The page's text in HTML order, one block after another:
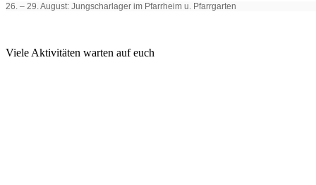
26. – 29. August: Jungscharlager im Pfarrheim u. Pfarrgarten
Viele Aktivitäten warten auf euch